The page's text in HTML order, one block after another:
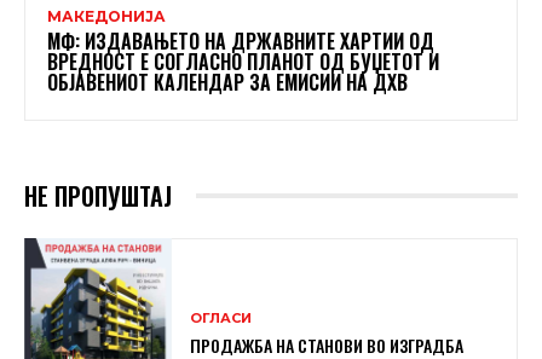
МАКЕДОНИЈА
МФ: ИЗДАВАЊЕТО НА ДРЖАВНИТЕ ХАРТИИ ОД
ВРЕДНОСТ Е СОГЛАСНО ПЛАНОТ ОД БУЏЕТОТ И
ОБЈАВЕНИОТ КАЛЕНДАР ЗА ЕМИСИИ НА ДХВ
НЕ ПРОПУШТАЈ
ОГЛАСИ
ПРОДАЖБА НА СТАНОВИ ВО ИЗГРАДБА